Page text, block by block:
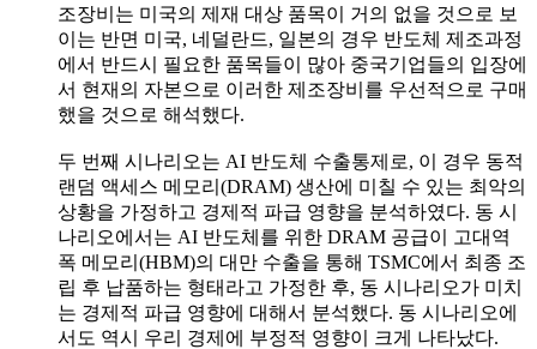
조장비는 미국의 제재 대상 품목이 거의 없을 것으로 보
이는 반면 미국, 네덜란드, 일본의 경우 반도체 제조과정
에서 반드시 필요한 품목들이 많아 중국기업들의 입장에
서 현재의 자본으로 이러한 제조장비를 우선적으로 구매
했을 것으로 해석했다.
두 번째 시나리오는 AI 반도체 수출통제로, 이 경우 동적
랜덤 액세스 메모리(DRAM) 생산에 미칠 수 있는 최악의
상황을 가정하고 경제적 파급 영향을 분석하였다. 동 시
나리오에서는 AI 반도체를 위한 DRAM 공급이 고대역
폭 메모리(HBM)의 대만 수출을 통해 TSMC에서 최종 조
립 후 납품하는 형태라고 가정한 후, 동 시나리오가 미치
는 경제적 파급 영향에 대해서 분석했다. 동 시나리오에
서도 역시 우리 경제에 부정적 영향이 크게 나타났다.